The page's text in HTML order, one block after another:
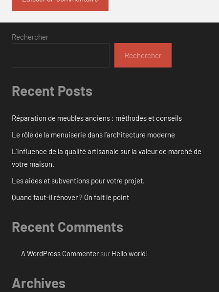
Rechercher
Rechercher
Recent Posts
Réparation de meubles anciens : méthodes et conseils
Le rôle de la menuiserie dans l’architecture moderne
L’influence de la qualité artisanale sur la valeur de marché de
votre maison.
Les aides et subventions pour votre projet.
Quand faut-il rénover ? On fait le point
Recent Comments
A WordPress Commentersur Hello world!
Archives